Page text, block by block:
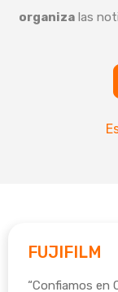
organiza las
FUJIFILM
“Confiamos en